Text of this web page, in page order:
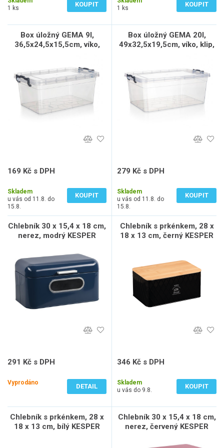
1 ks
KOUPIT
1 ks
KOUPIT
Box úložný GEMA 9l,
36,5x24,5x15,5cm, víko,
169 Kč s DPH
Skladem
u vás od 11.8. do
15.8.
KOUPIT
Box úložný GEMA 20l,
49x32,5x19,5cm, víko, klip,
279 Kč s DPH
Skladem
u vás od 11.8. do
15.8.
KOUPIT
Chlebník 30 x 15,4 x 18 cm,
nerez, modrý KESPER
291 Kč s DPH
Vyprodáno
DETAIL
Chlebník s prkénkem, 28 x
18 x 13 cm, černý KESPER
346 Kč s DPH
Skladem
u vás do 9.8.
KOUPIT
Chlebník s prkénkem, 28 x
18 x 13 cm, bílý KESPER
Chlebník 30 x 15,4 x 18 cm,
nerez, červený KESPER